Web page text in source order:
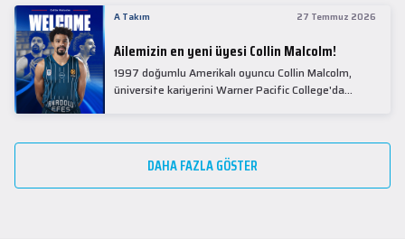
kontrollerinden geçti.
A Takım 27 Temmuz 2026
Ailemizin en yeni üyesi Collin Malcolm!
1997 doğumlu Amerikalı oyuncu Collin Malcolm,
üniversite kariyerini Warner Pacific College'da
DAHA FAZLA GÖSTER